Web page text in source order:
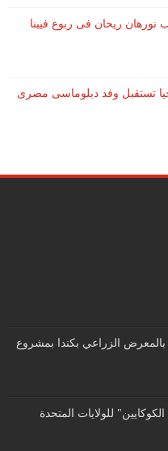
ريحان فى ربوع فيينا
تستقبل وفد دبلوماسى مصرى
الزراعي بكندا بمشروع
للولايات المتحدة